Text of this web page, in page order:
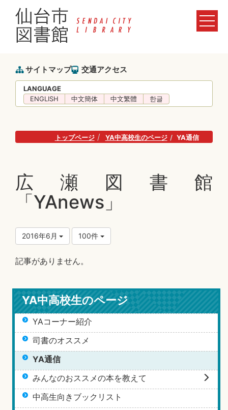
サイトマップ 交通アクセス
LANGUAGE
ENGLISH
中文簡体 中文繁體 한글
トップページ YA中高校生のページ YA通信
広瀬図書館
「YAnews」
2016年6月 100件
記事がありません。
YA中高校生のページ
YAコーナー紹介
司書のオススメ
YA通信
みんなのおススメの本を教えて
中高生向きブックリスト